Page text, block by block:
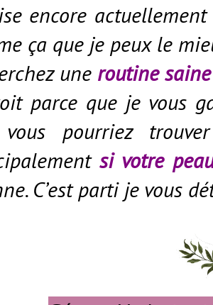
encore
ça que je peux le
une routine
parce que je vous
pourriez
si votre
C’est parti je vous